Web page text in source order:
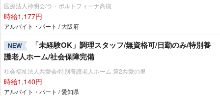
医療法人神明会/ラ・ポルトフィーナ高槻
時給1,177円
アルバイト・パート / 大阪府
NEW
「未経験OK」調理スタッフ/無資格可/日勤のみ/特別養
護老人ホーム/社会保障完備
社会福祉法人共愛会/特別養護老人ホーム 第2共愛の里
時給1,140円
アルバイト・パート / 愛知県